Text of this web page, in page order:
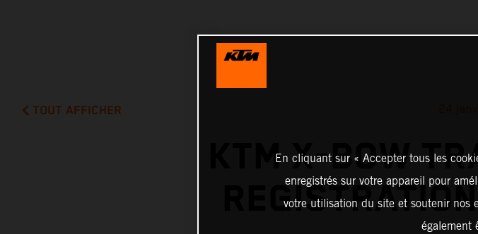
TOUT AFFICHER
KTM X-BOW
En cliquant sur « Accepter tous les
enregistrés sur votre appareil pour
votre utilisation du site et soutenir nos
également